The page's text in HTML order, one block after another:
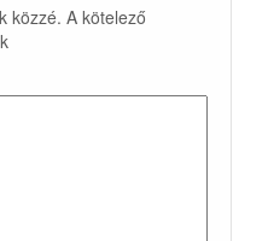
közzé. A kötelező